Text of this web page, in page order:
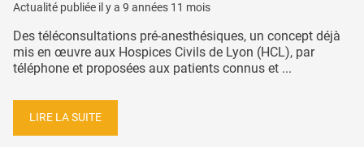
Actualité publiée il y a 9 années 11 mois
Des téléconsultations pré-anesthésiques, un concept déjà
mis en œuvre aux Hospices Civils de Lyon (HCL), par
téléphone et proposées aux patients connus et ...
LIRE LA SUITE